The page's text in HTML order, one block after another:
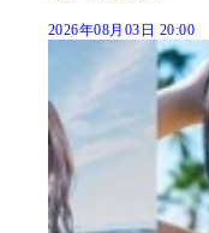
2026年08月03日 20:00